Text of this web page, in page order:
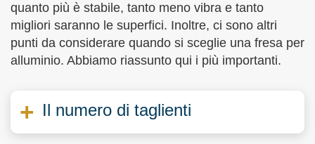
quanto più è stabile, tanto meno vibra e tanto
migliori saranno le superfici. Inoltre, ci sono altri
punti da considerare quando si sceglie una fresa per
alluminio. Abbiamo riassunto qui i più importanti.
Il numero di taglienti